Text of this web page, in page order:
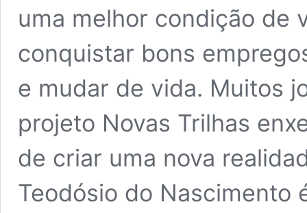
uma melhor condição de
conquistar bons
e mudar de vida. Muitos
projeto Novas Trilhas
de criar uma nova
Teodósio do Nascimento